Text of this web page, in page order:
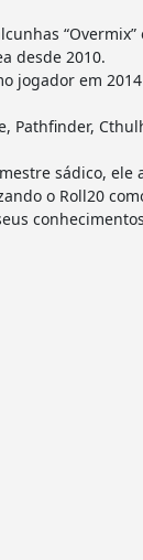
desde 2010.
jogador em
Pathfinder,
sádico,
o Roll20